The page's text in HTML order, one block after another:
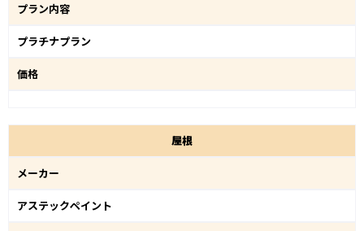
プラン内容
プラチナプラン
価格
屋根
メーカー
アステックペイント